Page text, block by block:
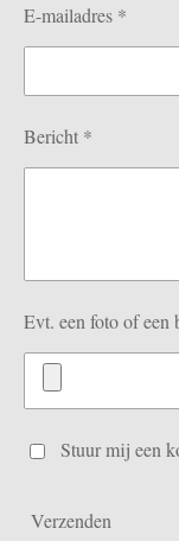
E-mailadres *
Bericht *
Evt. een foto of een
Stuur mij een
Verzenden